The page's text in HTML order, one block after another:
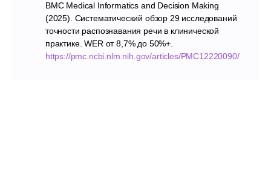
BMC Medical Informatics and Decision Making
(2025). Систематический обзор 29 исследований
точности распознавания речи в клинической
практике. WER от 8,7% до 50%+.
https://pmc.ncbi.nlm.nih.gov/articles/PMC12220090/
Решения